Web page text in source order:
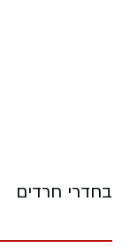
בחדרי חרדים